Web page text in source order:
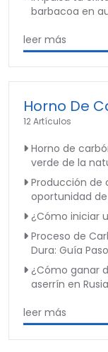
barbacoa en
leer más
Horno De
12 Artículos
Horno de
verde de la
Producción de
oportunidad
¿Cómo iniciar
Proceso de
Dura: Guía
¿Cómo ganar
aserrín en
leer más